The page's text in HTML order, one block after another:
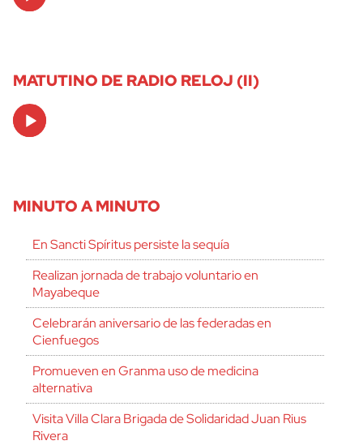
MATUTINO DE RADIO RELOJ (II)
Audio
Player
MINUTO A MINUTO
En Sancti Spíritus persiste la sequía
Realizan jornada de trabajo voluntario en
Mayabeque
Celebrarán aniversario de las federadas en
Cienfuegos
Promueven en Granma uso de medicina
alternativa
Visita Villa Clara Brigada de Solidaridad Juan Rius
Rivera